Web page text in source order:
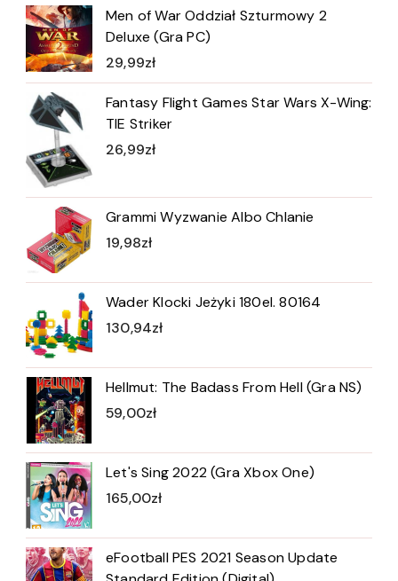
Men of War Oddział Szturmowy 2
Deluxe (Gra PC)
29,99zł
Fantasy Flight Games Star Wars X-Wing:
TIE Striker
26,99zł
Grammi Wyzwanie Albo Chlanie
19,98zł
Wader Klocki Jeżyki 180el. 80164
130,94zł
Hellmut: The Badass From Hell (Gra NS)
59,00zł
Let's Sing 2022 (Gra Xbox One)
165,00zł
eFootball PES 2021 Season Update